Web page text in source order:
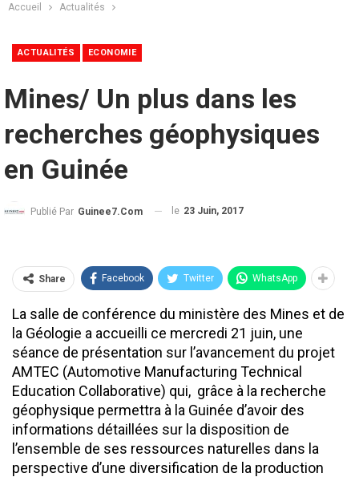
Accueil Actualités
ACTUALITÉS ECONOMIE
Mines/ Un plus dans les
recherches géophysiques
en Guinée
Publié Par Guinee7.com le 23 Juin, 2017
Share Facebook Twitter WhatsApp
La salle de conférence du ministère des Mines et de
la Géologie a accueilli ce mercredi 21 juin, une
séance de présentation sur l’avancement du projet
AMTEC (Automotive Manufacturing Technical
Education Collaborative) qui, grâce à la recherche
géophysique permettra à la Guinée d’avoir des
informations détaillées sur la disposition de
l’ensemble de ses ressources naturelles dans la
perspective d’une diversification de la production